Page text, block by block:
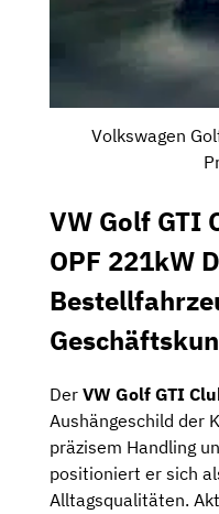
Volkswagen
VW Golf GTI
OPF 221kW
Der VW Golf GTI
Aushängeschild der
präzisem Handling
positioniert er sich
Alltagsqualitäten.